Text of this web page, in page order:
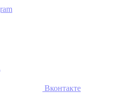
Вконтакте